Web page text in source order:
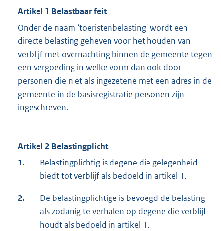
Artikel 1 Belastbaar feit
Onder de naam ‘toeristenbelasting’ wordt een
directe belasting geheven voor het houden van
verblijf met overnachting binnen de gemeente tegen
een vergoeding in welke vorm dan ook door
personen die niet als ingezetene met een adres in de
gemeente in de basisregistratie personen zijn
ingeschreven.
Artikel 2 Belastingplicht
1.
Belastingplichtig is degene die gelegenheid
biedt tot verblijf als bedoeld in artikel 1.
2.
De belastingplichtige is bevoegd de belasting
als zodanig te verhalen op degene die verblijf
houdt als bedoeld in artikel 1.